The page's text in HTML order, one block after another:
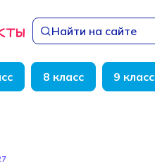
Найти на сайте
8 класс 9 класс